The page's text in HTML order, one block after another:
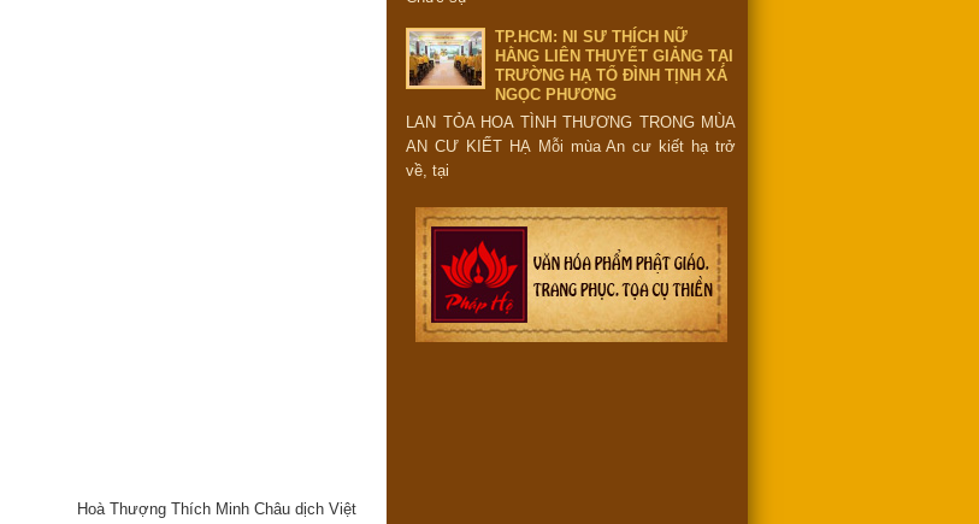
Hoà Thượng Thích Minh Châu dịch Việt
TP.HCM: NI SƯ THÍCH NỮ
HẰNG LIÊN THUYẾT GIẢNG TẠI
TRƯỜNG HẠ TỔ ĐÌNH TỊNH XÁ
NGỌC PHƯƠNG
LAN TỎA HOA TÌNH THƯƠNG TRONG MÙA
AN CƯ KIẾT HẠ Mỗi mùa An cư kiết hạ trở
về, tại